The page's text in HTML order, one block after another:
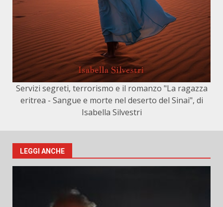
Servizi segreti, terrorismo e il romanzo "La ragazza
eritrea - Sangue e morte nel deserto del Sinai", di
Isabella Silvestri
LEGGI ANCHE